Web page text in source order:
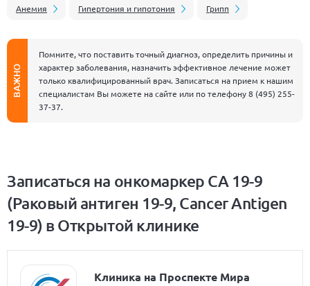
Анемия Гипертония и гипотония Грипп
ВАЖНО
Помните, что поставить точный диагноз, определить причины и
характер заболевания, назначить эффективное лечение может
только квалифицированный врач. Записаться на прием к нашим
специалистам Вы можете на сайте или по телефону8 (495) 255-
37-37.
Записаться на онкомаркер CA 19-9
(Раковый антиген 19-9, Cancer Antigen
19-9) в Открытой клинике
Клиника на Проспекте Мира